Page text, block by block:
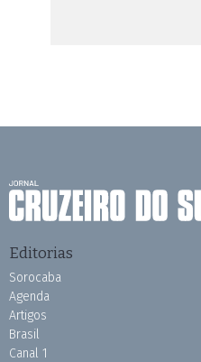
Editorias
Sorocaba
Agenda
Artigos
Brasil
Canal 1